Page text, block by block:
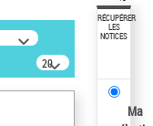
20
résultats/page
RÉCUPÉRER
LES
NOTICES
Ma